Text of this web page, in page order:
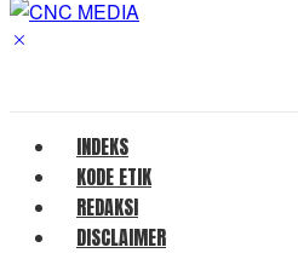
INDEKS
KODE ETIK
REDAKSI
DISCLAIMER